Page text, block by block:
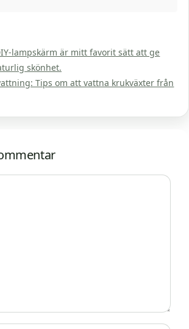
lampskärm är mitt favorit sätt att ge
skönhet.
Tips om att vattna krukväxter från